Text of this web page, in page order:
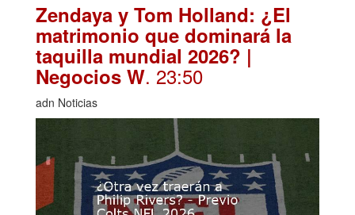
Zendaya y Tom Holland: ¿El
matrimonio que dominará la
taquilla mundial 2026? |
Negocios W. 23:50
adn Noticias